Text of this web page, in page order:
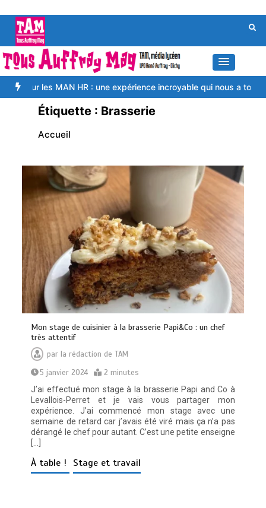
contenu
MAN HR : une expérience incroyable qui nous a tous
Étiquette : Brasserie
Accueil
Mon stage de cuisinier à la brasserie Papi&Co : un chef
très attentif
par la rédaction de TAM
5 janvier 2024
2 minutes
J’ai effectué mon stage à la brasserie Papi and Co à
Levallois-Perret et je vais vous partager mon
expérience. J’ai commencé mon stage avec une
semaine de retard car j’avais été viré mais ça n’a pas
dérangé le chef pour autant. C’est une petite enseigne
À table ! Stage et travail